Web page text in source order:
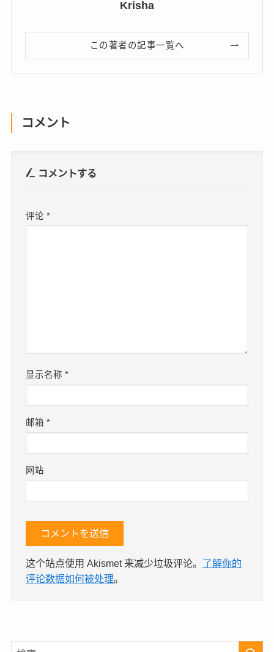
Krisha
この著者の記事一覧へ
コメント
コメントする
评论*
显示名称*
邮箱*
网站
这个站点使用 Akismet 来减少垃圾评论。 了解你的
评论数据如何被处理。